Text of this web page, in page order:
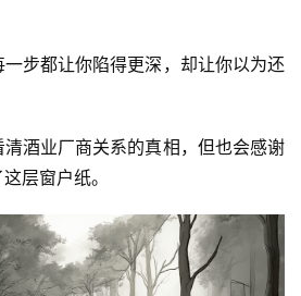
步都让你陷得更深，却让你以为还
酒业厂商关系的真相，但也会感谢
层窗户纸。